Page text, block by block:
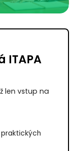
ITAPA
len vstup na